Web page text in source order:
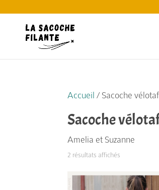
Accueil / Sacoche vélotaf
Sacoche
Amelia et Suzanne
2 résultats affichés